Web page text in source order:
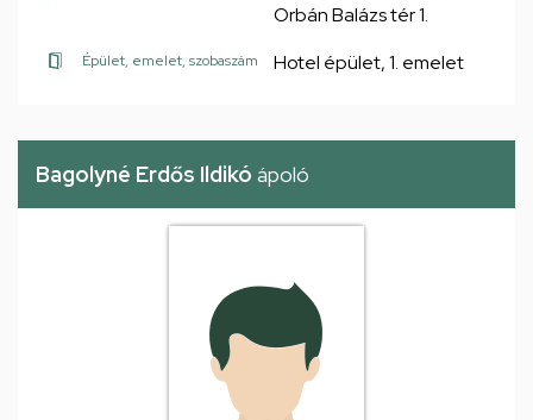
Orbán Balázs tér 1.
Épület, emelet, szobaszám Hotel épület, 1. emelet
Bagolyné Erdős Ildikó ápoló